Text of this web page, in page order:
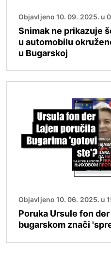
Objavljeno 10. 09. 2025. u
Snimak ne prikazuje
u automobilu
u Bugarskoj
Objavljeno 10. 06. 2025. u
Poruka Ursule fon
bugarskom znači